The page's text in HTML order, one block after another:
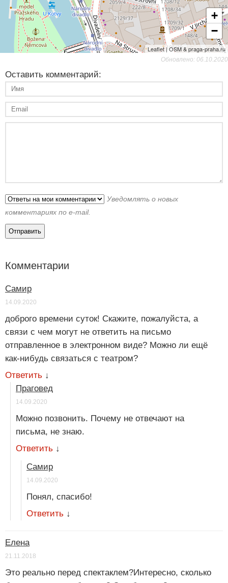
+
−
Leaflet | OSM & praga-praha.ru
Обновлено: 06.10.2020
Оставить комментарий:
Уведомлять о новых
комментариях по e-mail.
Комментарии
Самир
14.09.2020
доброго времени суток! Скажите, пожалуйста, а
связи с чем могут не ответить на письмо
отправленное в электронном виде? Можно ли ещё
как-нибудь связаться с театром?
Ответить ↓
Праговед
14.09.2020
Можно позвонить. Почему не отвечают на
письма, не знаю.
Ответить ↓
Самир
14.09.2020
Понял, спасибо!
Ответить ↓
Елена
21.11.2018
Это реально перед спектаклем?Интересно, сколько